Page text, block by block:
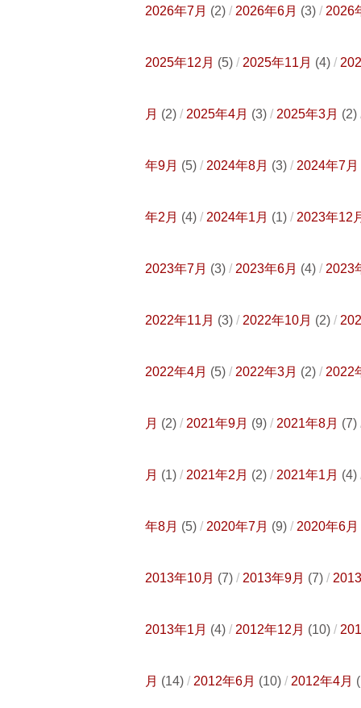
2026年7月 (2) 2026年6月 (3) 2026
2025年12月 (5) 2025年11月 (4)
月 (2) 2025年4月 (3) 2025年3月 (2)
年9月 (5) 2024年8月 (3) 2024年7月
年2月 (4) 2024年1月 (1) 2023年12
2023年7月 (3) 2023年6月 (4) 2023
2022年11月 (3) 2022年10月 (2)
2022年4月 (5) 2022年3月 (2) 2022
月 (2) 2021年9月 (9) 2021年8月 (7)
月 (1) 2021年2月 (2) 2021年1月 (4)
年8月 (5) 2020年7月 (9) 2020年6月
2013年10月 (7) 2013年9月 (7)
2013年1月 (4) 2012年12月 (10)
月 (14) 2012年6月 (10) 2012年4月